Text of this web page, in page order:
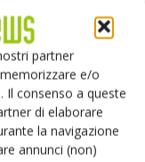
partner
e/o
Il consenso a queste
di elaborare
la navigazione
annunci (non)